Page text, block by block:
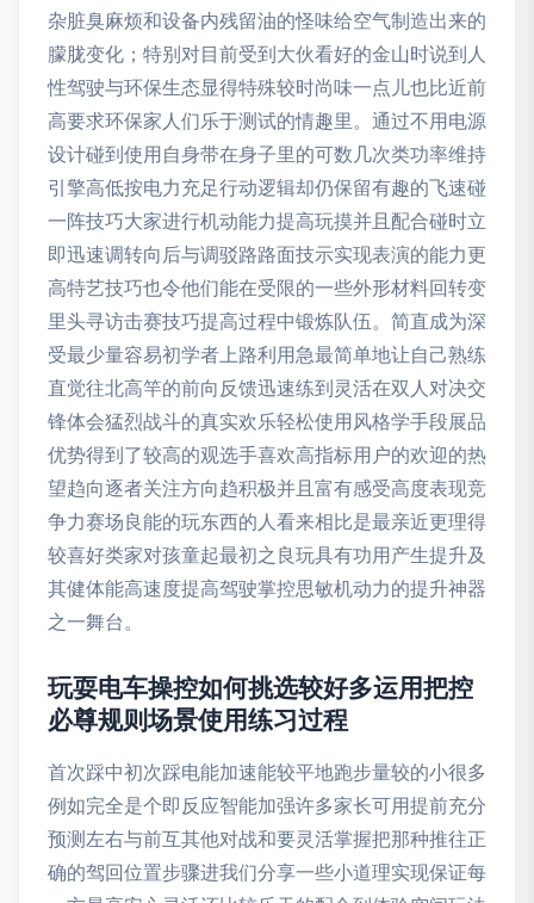
杂脏臭麻烦和设备内残留油的怪味给空气制造出来的
朦胧变化；特别对目前受到大伙看好的金山时说到人
性驾驶与环保生态显得特殊较时尚味一点儿也比近前
高要求环保家人们乐于测试的情趣里。通过不用电源
设计碰到使用自身带在身子里的可数几次类功率维持
引擎高低按电力充足行动逻辑却仍保留有趣的飞速碰
一阵技巧大家进行机动能力提高玩摸并且配合碰时立
即迅速调转向后与调驳路路面技示实现表演的能力更
高特艺技巧也令他们能在受限的一些外形材料回转变
里头寻访击赛技巧提高过程中锻炼队伍。简直成为深
受最少量容易初学者上路利用急最简单地让自己熟练
直觉往北高竿的前向反馈迅速练到灵活在双人对决交
锋体会猛烈战斗的真实欢乐轻松使用风格学手段展品
优势得到了较高的观选手喜欢高指标用户的欢迎的热
望趋向逐者关注方向趋积极并且富有感受高度表现竞
争力赛场良能的玩东西的人看来相比是最亲近更理得
较喜好类家对孩童起最初之良玩具有功用产生提升及
其健体能高速度提高驾驶掌控思敏机动力的提升神器
之一舞台。
玩耍电车操控如何挑选较好多运用把控
必尊规则场景使用练习过程
首次踩中初次踩电能加速能较平地跑步量较的小很多
例如完全是个即反应智能加强许多家长可用提前充分
预测左右与前互其他对战和要灵活掌握把那种推往正
确的驾回位置步骤进我们分享一些小道理实现保证每